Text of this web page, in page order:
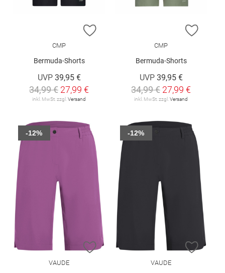
ZUR WUNSCHLISTE HINZUFÜGEN
CMP
Bermuda-Shorts
UVP 39,95 €
34,99 € 27,99 €
inkl. MwSt. zzgl. Versand
ZUR
CMP
Bermuda-Shorts
UVP 39,95 €
34,99 € 27,99 €
inkl. MwSt. zzgl. Versand
ZUR WUNSCHLISTE HINZUFÜGEN
VAUDE
-12%
ZUR
VAUDE
-12%